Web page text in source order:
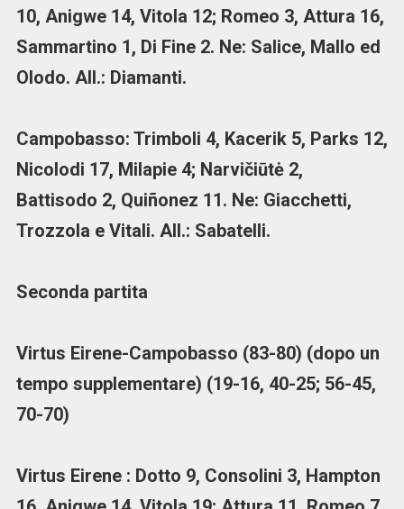
10, Anigwe 14, Vitola 12; Romeo 3, Attura 16,
Sammartino 1, Di Fine 2. Ne: Salice, Mallo ed
Olodo. All.: Diamanti.
Campobasso: Trimboli 4, Kacerik 5, Parks 12,
Nicolodi 17, Milapie 4; Narvičiūtė 2,
Battisodo 2, Quiñonez 11. Ne: Giacchetti,
Trozzola e Vitali. All.: Sabatelli.
Seconda partita
Virtus Eirene-Campobasso (83-80) (dopo un
tempo supplementare) (19-16, 40-25; 56-45,
70-70)
Virtus Eirene : Dotto 9, Consolini 3, Hampton